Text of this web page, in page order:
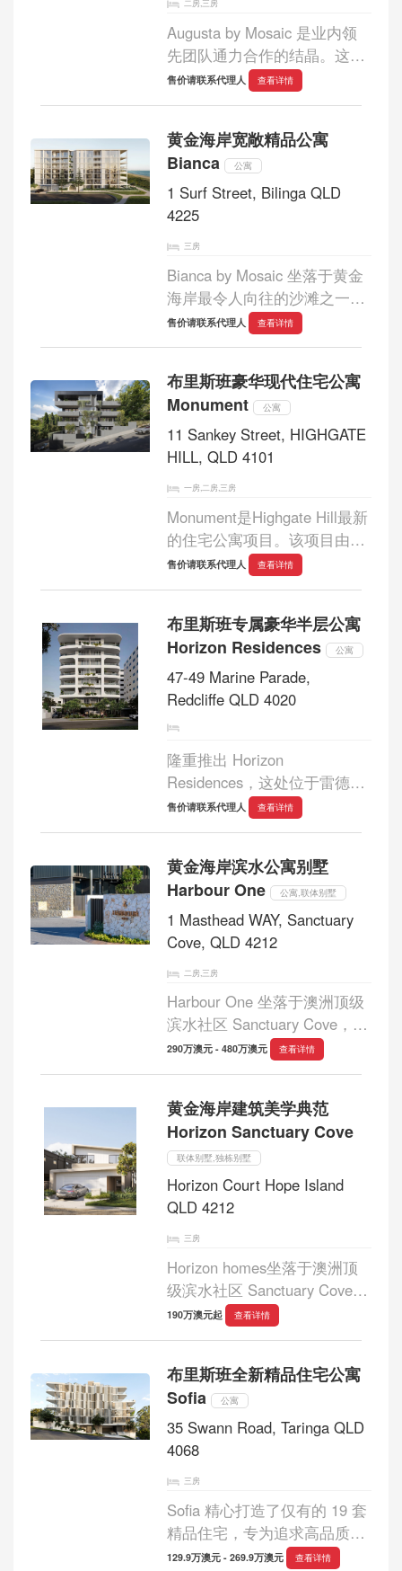
二房,三房
Augusta by Mosaic 是业内领
先团队通力合作的结晶。这些
限量版住宅设计精巧，让您与
沙滩、太平洋清澈的海水以及
融为一体。...
售价请联系代理人 查看详情
黄金海岸宽敞精品公寓
Bianca
公寓
1 Surf Street, Bilinga QLD
4225
三房
Bianca by Mosaic 坐落于黄金
海岸最令人向往的沙滩之一，
是一个仅有 13 套宽敞三卧住
宅的超精品公寓项目，分布在
私密的海岸度假胜地，完美融
合了宽敞的空...
售价请联系代理人 查看详情
布里斯班豪华现代住宅公寓
Monument
公寓
11 Sankey Street, HIGHGATE
HILL, QLD 4101
一房,二房,三房
Monument是Highgate Hill最新
的住宅公寓项目。该项目由布
里斯班最著名的开发商Diana
and Dakota Project开发，是一
颖、装修豪华的一居室、两居
室和三居室公寓。...
售价请联系代理人 查看详情
布里斯班专属豪华半层公寓
Horizo​​n Residences
公寓
47-49 Marine Parade,
Redcliffe QLD 4020
隆重推出 Horizo​​n
Residences，这处位于雷德克
利夫萨顿斯海滩边缘的专属豪
华公寓项目，仅包含 15 套半
都能饱览莫顿湾的壮丽景色，
将优雅的室内设计与海...
售价请联系代理人 查看详情
黄金海岸滨水公寓别墅
Harbour One
公寓,联体别墅
1 Masthead WAY, Sanctuary
Cove, QLD 4212
二房,三房
Harbour One 坐落于澳洲顶级
滨水社区 Sanctuary Cove，为
居者呈现一处真正意义上的海
岸生活天堂。项目以水岸景观
方式完美融合。每一个细节都
经过精心雕琢，...
290万澳元 - 480万澳元 查看详情
黄金海岸建筑美学典范
Horizon Sanctuary Cove
联体别墅,独栋别墅
Horizon Court Hope Island
QLD 4212
三房
Horizon homes坐落于澳洲顶
级滨水社区 Sanctuary Cove，
Horizon 以其获奖建筑设计与
优雅格调，呈现出该区域最为
位于地势优越的 Parkside 高地
片区之中，在静谧安全...
190万澳元起 查看详情
布里斯班全新精品住宅公寓
Sofia
公寓
35 Swann Road, Taringa QLD
4068
三房
Sofia 精心打造了仅有的 19 套
精品住宅，专为追求高品质生
活的人士而设计。精致的建
129.9万澳元 - 269.9万澳元 查看详情